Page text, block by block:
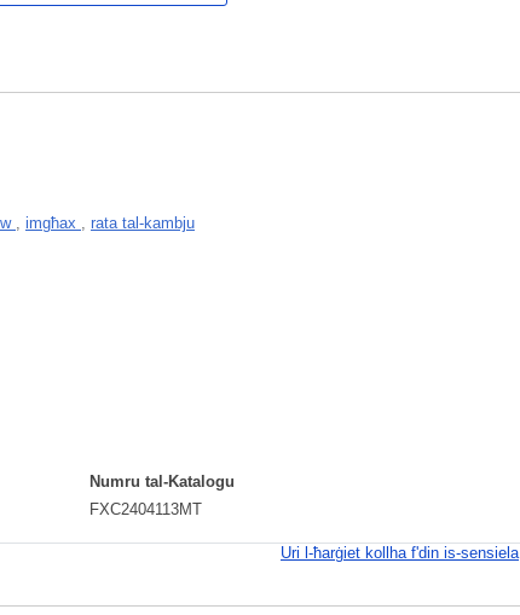
, imgħax , rata tal-kambju
Numru tal-Katalogu
FXC2404113MT
Uri l-ħarġiet kollha f'din is-sensiela